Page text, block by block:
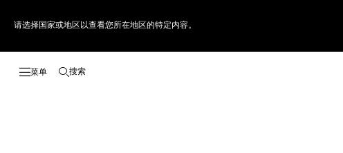
请选择国家或地区以查看您所在地区的特定内容。
打开搜索
搜索